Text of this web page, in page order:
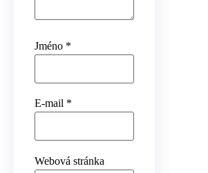
Jméno *
E-mail *
Webová stránka